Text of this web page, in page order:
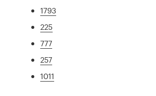
1793
225
777
257
1011